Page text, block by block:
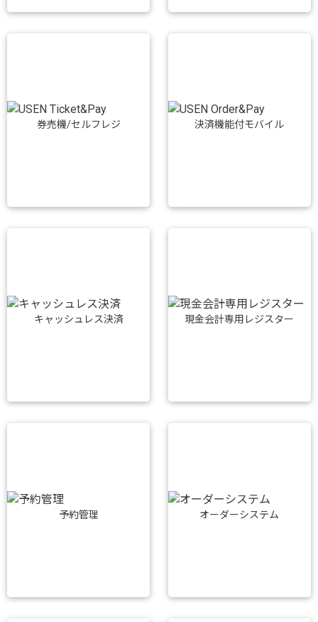
券売機/セルフレジ 決済機能付モバイル
キャッシュレス決済 現金会計専用レジスター
予約管理 オーダーシステム